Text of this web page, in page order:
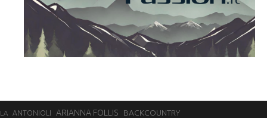
ANTONIOLI ARIANNA FOLLIS
BACKCOUNTRY